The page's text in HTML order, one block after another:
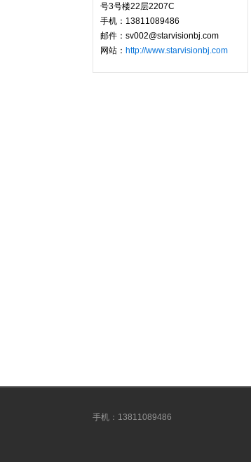
号3号楼22层2207C
手机：13811089486
邮件：sv002@starvisionbj.com
网站： http://www.starvisionbj.com
手机：13811089486